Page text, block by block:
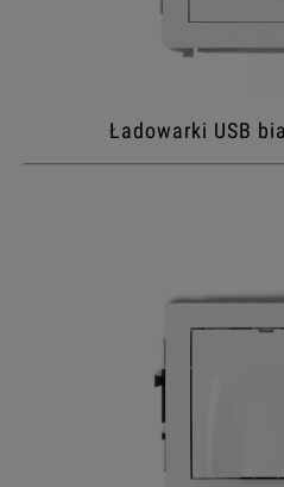
Ładowarki USB